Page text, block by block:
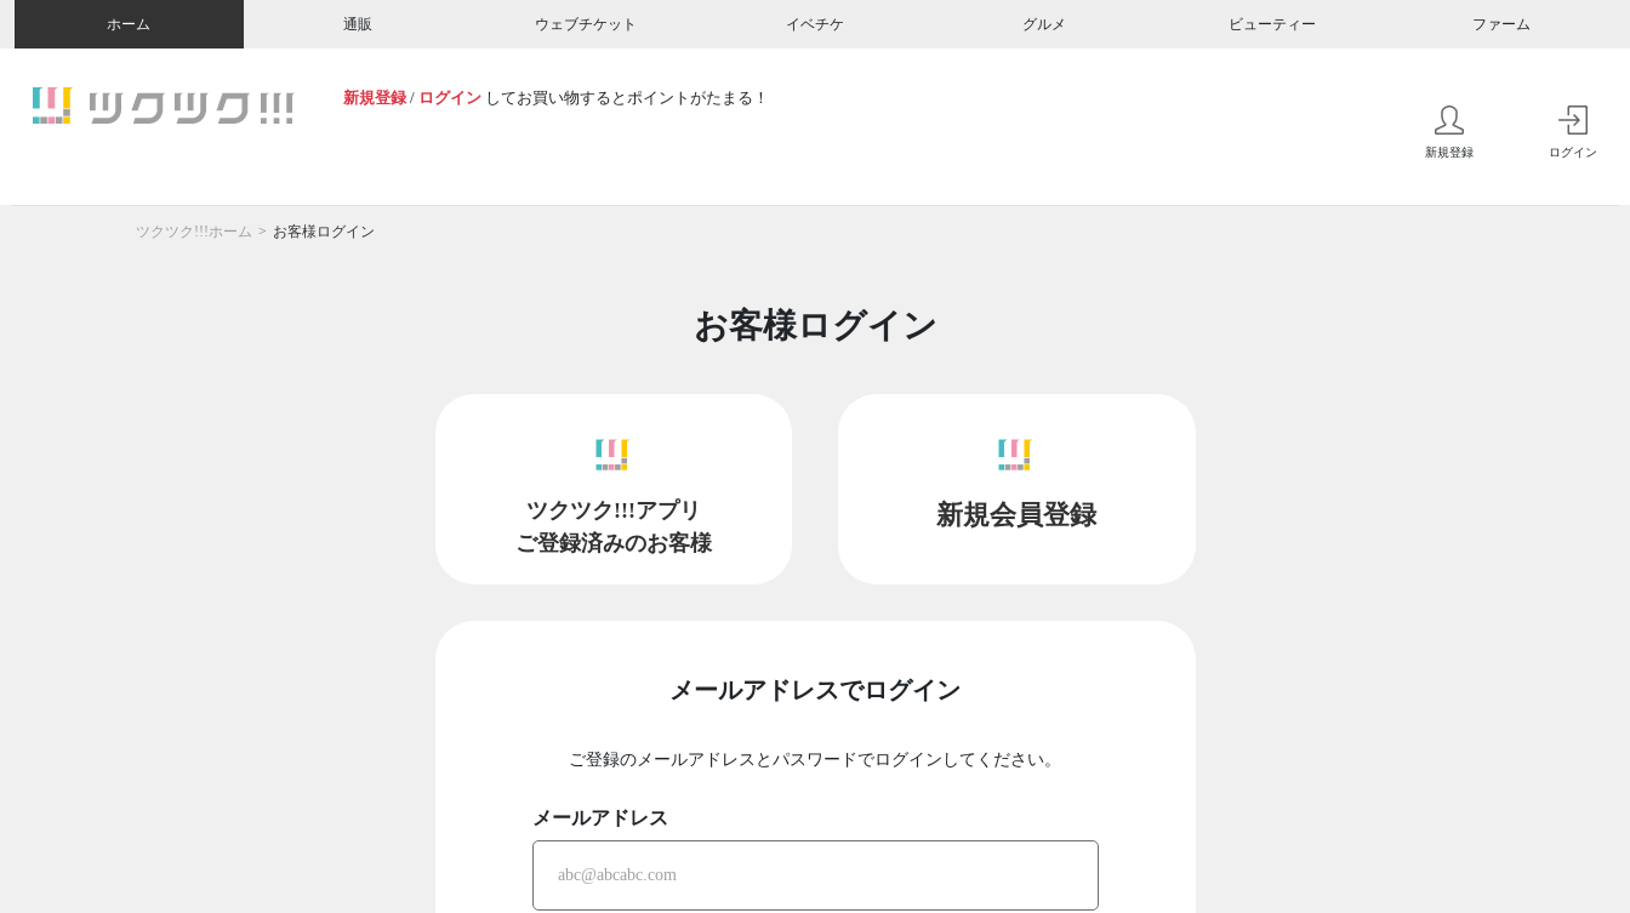
ホーム 通販 ウェブチケット イベチケ グルメ ビューティー ファーム
新規登録 / ログイン してお買い物するとポイントがたまる！
新規登録 ログイン
ツクツク!!!ホーム お客様ログイン
お客様ログイン
ツクツク!!!アプリ
ご登録済みのお客様
新規会員登録
メールアドレスでログイン
ご登録のメールアドレスとパスワードでログインしてください。
メールアドレス